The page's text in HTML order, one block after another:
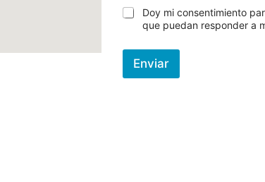
Doy mi consentimiento
que puedan responder a
Enviar